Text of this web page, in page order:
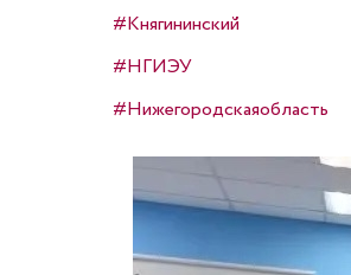
#Княгининский
#НГИЭУ
#Нижегородскаяобласть